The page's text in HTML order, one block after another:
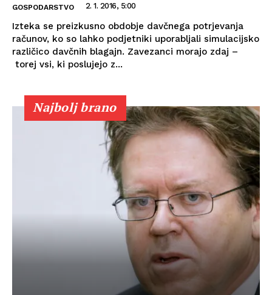
GOSPODARSTVO 2. 1. 2016, 5:00
Izteka se preizkusno obdobje davčnega potrjevanja
računov, ko so lahko podjetniki uporabljali simulacijsko
različico davčnih blagajn. Zavezanci morajo zdaj –
torej vsi, ki poslujejo z...
Najbolj brano